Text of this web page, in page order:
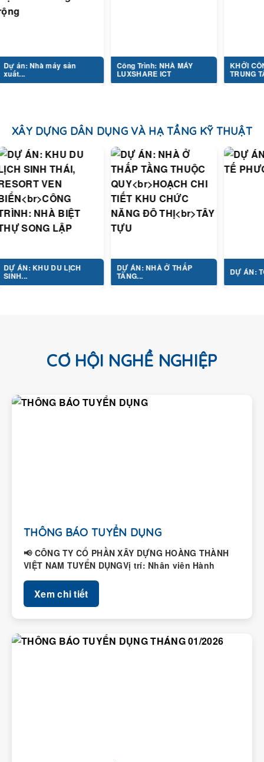
Nhà máy sản Công Trình: NHÀ MÁY
LUXSHARE ICT
KHỞI CÔNG
TRUNG TÂM...
XÂY DỰNG DÂN DỤNG VÀ HẠ TẦNG KỸ THUẬT
KHU DU LỊCH DỰ ÁN: NHÀ Ở THẤP
TẦNG... DỰ ÁN: TỔ
CƠ HỘI NGHỀ NGHIỆP
THÔNG BÁO TUYỂN DỤNG
📢 CÔNG TY CỔ PHẦN XÂY DỰNG HOÀNG THÀNH
VIỆT NAM TUYỂN DỤNGVị trí: Nhân viên Hành
Xem chi tiết